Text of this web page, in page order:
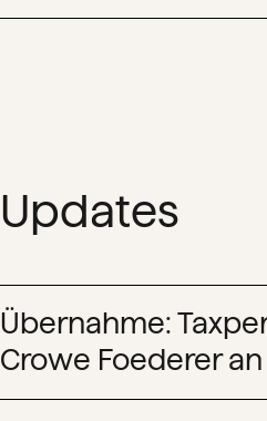
Updates
Übernahme:
Crowe Foederer an